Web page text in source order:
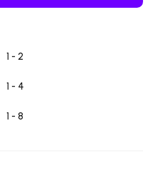
1 - 2
1 - 4
1 - 8